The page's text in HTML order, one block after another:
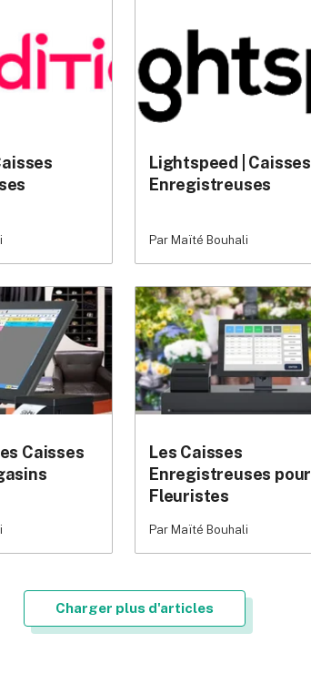
Lightspeed | Caisses
Enregistreuses
Par Maïté Bouhali
Caisses
Les Caisses
Enregistreuses pour
Fleuristes
Par Maïté Bouhali
Charger plus d'articles